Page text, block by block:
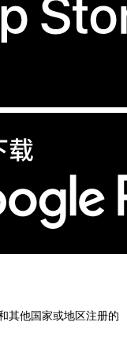
其他国家或地区注册的